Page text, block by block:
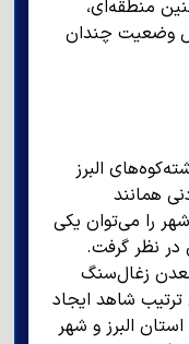
منطقه‌ای،
وضعیت چندان
البرز
همانند
را می‌توان یکی
نظر گرفت.
زغال‌سنگ
ترتیب شاهد ایجاد
البرز و شهر